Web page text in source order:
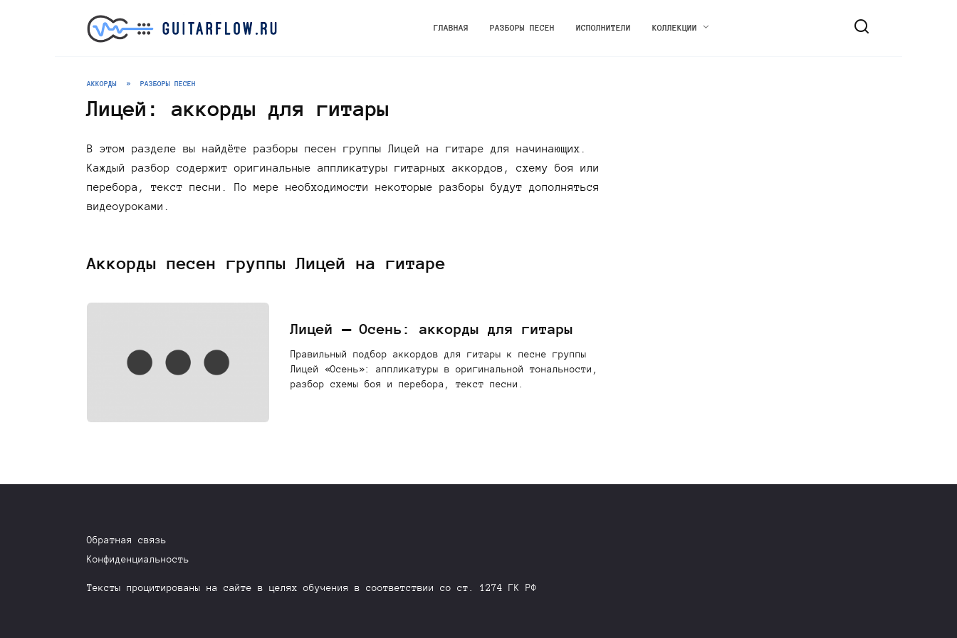
ГЛАВНАЯ РАЗБОРЫ ПЕСЕН ИСПОЛНИТЕЛИ КОЛЛЕКЦИИ
АККОРДЫ » РАЗБОРЫ ПЕСЕН
Лицей: аккорды для гитары
В этом разделе вы найдёте разборы песен группы Лицей на гитаре для начинающих.
Каждый разбор содержит оригинальные аппликатуры гитарных аккордов, схему боя или
перебора, текст песни. По мере необходимости некоторые разборы будут дополняться
видеоуроками.
Аккорды песен группы Лицей на гитаре
Лицей — Осень: аккорды для гитары
Правильный подбор аккордов для гитары к песне группы
Лицей «Осень»: аппликатуры в оригинальной тональности,
разбор схемы боя и перебора, текст песни.
Обратная связь
Конфиденциальность
Тексты процитированы на сайте в целях обучения в соответствии со ст. 1274 ГК РФ